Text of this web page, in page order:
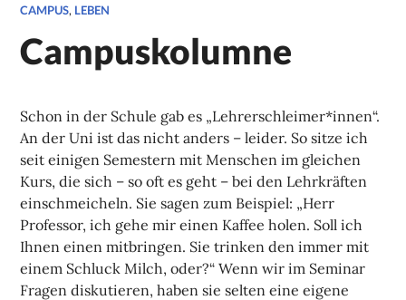
CAMPUS, LEBEN
Campuskolumne
Schon in der Schule gab es „Lehrerschleimer*innen“.
An der Uni ist das nicht anders – leider. So sitze ich
seit einigen Semestern mit Menschen im gleichen
Kurs, die sich – so oft es geht – bei den Lehrkräften
einschmeicheln. Sie sagen zum Beispiel: „Herr
Professor, ich gehe mir einen Kaffee holen. Soll ich
Ihnen einen mitbringen. Sie trinken den immer mit
einem Schluck Milch, oder?“ Wenn wir im Seminar
Fragen diskutieren, haben sie selten eine eigene